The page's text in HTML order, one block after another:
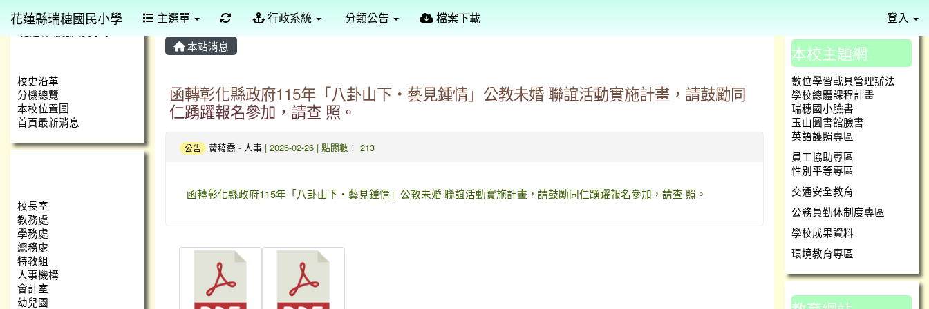
花蓮縣瑞穗國民小學 主選單 重新取得佈景設定
行政系統 分類公告 檔案下載 登入
本站消息
函轉彰化縣政府115年「八卦山下・藝見鍾情」公教未婚 聯誼活動實施計畫，請鼓勵同
仁踴躍報名參加，請查 照。
公告 黃稜喬 - 人事 | 2026-02-26 | 點閱數： 213
函轉彰化縣政府115年「八卦山下・藝見鍾情」公教未婚 聯誼活動實施計畫，請鼓勵同仁踴躍報名參加，請查 照。
校史沿革
分機總覽
本校位置圖
首頁最新消息
校長室
教務處
學務處
總務處
特教組
人事機構
會計室
幼兒園
本校主題網
數位學習載具管理辦法
學校總體課程計畫
瑞穗國小臉書
玉山圖書館臉書
英語護照專區
員工協助專區
性別平等專區
交通安全教育
公務員勤休制度專區
學校成果資料
環境教育專區